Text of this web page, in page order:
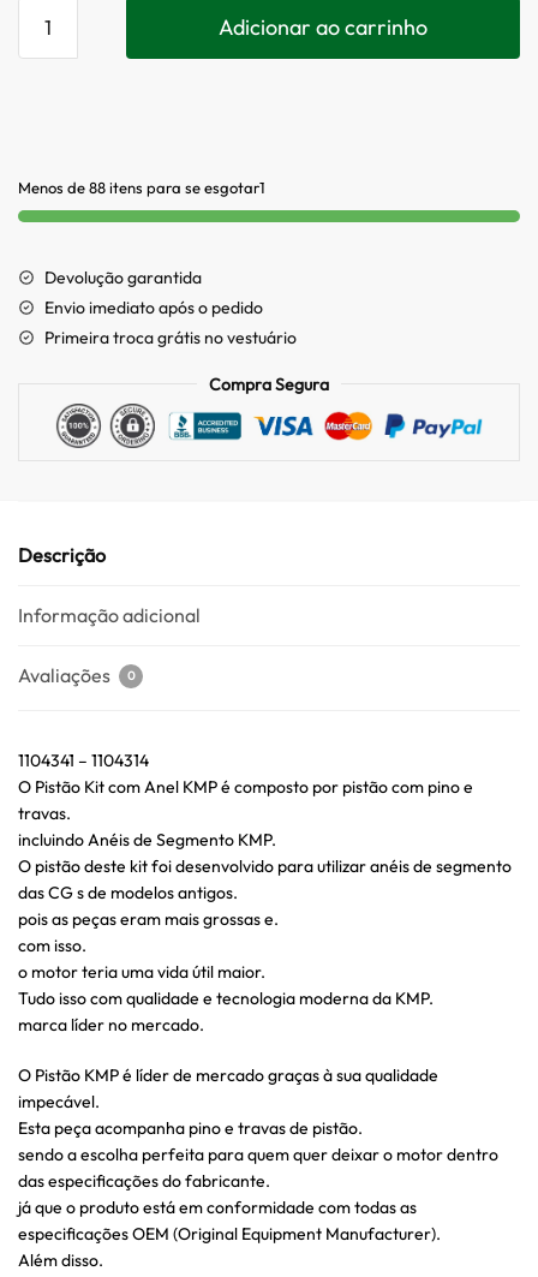
Adicionar ao carrinho
Menos de 88 itens para se esgotar1
Devolução garantida
Envio imediato após o pedido
Primeira troca grátis no vestuário
Compra Segura
Descrição
Informação adicional
Avaliações 0
1104341 – 1104314
O Pistão Kit com Anel KMP é composto por pistão com pino e
travas.
incluindo Anéis de Segmento KMP.
O pistão deste kit foi desenvolvido para utilizar anéis de segmento
das CG s de modelos antigos.
pois as peças eram mais grossas e.
com isso.
o motor teria uma vida útil maior.
Tudo isso com qualidade e tecnologia moderna da KMP.
marca líder no mercado.
O Pistão KMP é líder de mercado graças à sua qualidade
impecável.
Esta peça acompanha pino e travas de pistão.
sendo a escolha perfeita para quem quer deixar o motor dentro
das especificações do fabricante.
já que o produto está em conformidade com todas as
especificações OEM (Original Equipment Manufacturer).
Além disso.